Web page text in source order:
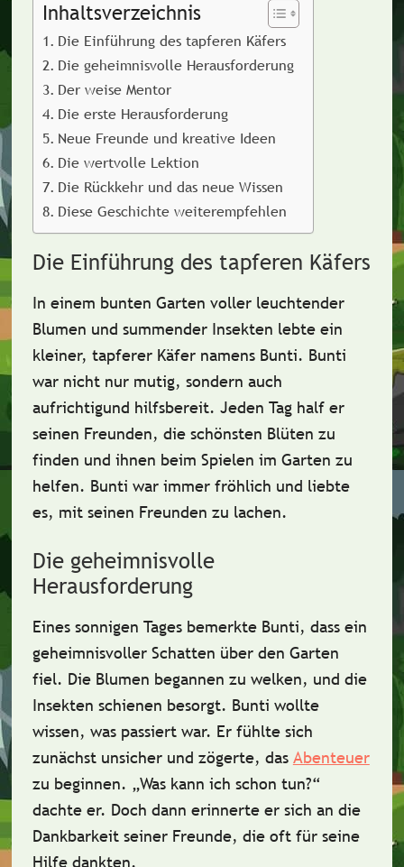
Inhaltsverzeichnis
Die Einführung des tapferen Käfers
Die geheimnisvolle Herausforderung
Der weise Mentor
Die erste Herausforderung
Neue Freunde und kreative Ideen
Die wertvolle Lektion
Die Rückkehr und das neue Wissen
Diese Geschichte weiterempfehlen
Die Einführung des tapferen Käfers
In einem bunten Garten voller leuchtender
Blumen und summender Insekten lebte ein
kleiner, tapferer Käfernamens Bunti. Bunti
war nicht nur mutig, sondern auch
aufrichtigund hilfsbereit. Jeden Tag half er
seinen Freunden, die schönsten Blüten zu
finden und ihnen beim Spielen im Garten zu
helfen. Bunti war immer fröhlich und liebte
es, mit seinen Freunden zu lachen.
Die geheimnisvolle
Herausforderung
Eines sonnigen Tages bemerkte Bunti, dass ein
geheimnisvoller Schatten über den Garten
fiel. Die Blumen begannen zu welken, und die
Insekten schienen besorgt. Bunti wollte
wissen, was passiert war. Er fühlte sich
zunächst unsicherund zögerte, das Abenteuer
zu beginnen. „Was kann ich schon tun?“
dachte er. Doch dann erinnerte er sich an die
Dankbarkeitseiner Freunde, die oft für seine
Hilfe dankten.